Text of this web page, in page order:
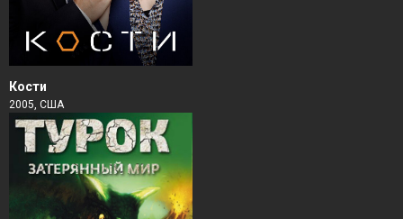
Кости
2005, США